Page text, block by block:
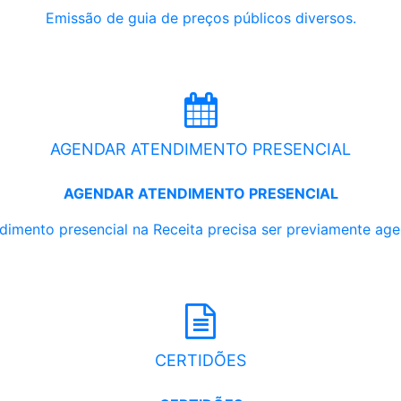
Emissão de guia de preços públicos diversos.
AGENDAR ATENDIMENTO PRESENCIAL
AGENDAR ATENDIMENTO PRESENCIAL
presencial na Receita precisa ser previamente
CERTIDÕES